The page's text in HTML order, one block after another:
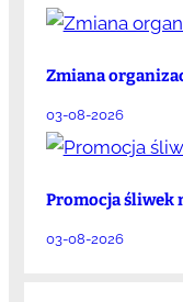
Zmiana
03-08-2026
Promocja śliwek
03-08-2026